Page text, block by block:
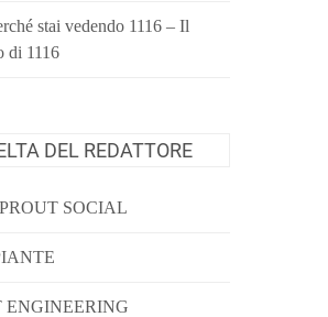
stai vedendo 1116 – Il
di 1116
DEL REDATTORE
SOCIAL
ENGINEERING